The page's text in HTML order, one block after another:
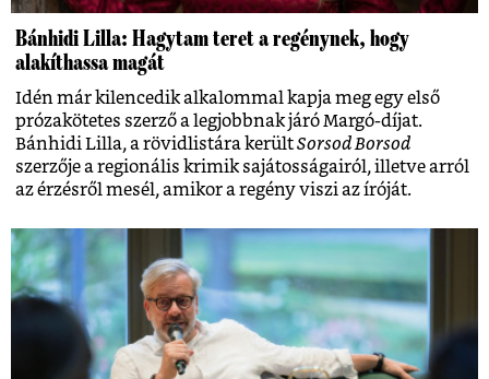
Bánhidi Lilla: Hagytam teret a regénynek, hogy
alakíthassa magát
Idén már kilencedik alkalommal kapja meg egy első
prózakötetes szerző a legjobbnak járó Margó-díjat.
Bánhidi Lilla, a rövidlistára kerültSorsod Borsod
szerzője a regionális krimik sajátosságairól, illetve arról
az érzésről mesél, amikor a regény viszi az íróját.